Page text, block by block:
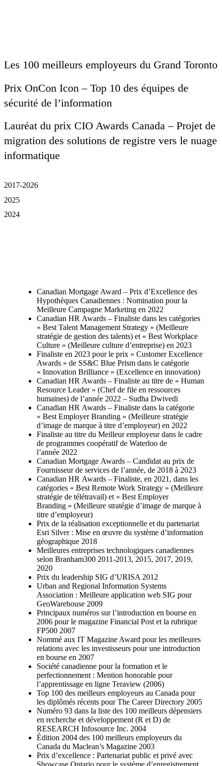
Les 100 meilleurs employeurs du Grand Toronto
Prix ​​OnCon Icon – Top 10 des équipes de
sécurité de l’information
Lauréat du prix CIO Awards Canada – Projet de
migration des solutions de registre vers le nuage
informatique
2017-2026
2025
2024
Canadian Mortgage Award – Prix d’Excellence des
Hypothèques Canadiennes : Nomination pour la
Meilleure Campagne Marketing en 2022
Canadian HR Awards – Finaliste dans les catégories
« Best Talent Management Strategy » (Meilleure
stratégie de gestion des talents) et « Best Workplace
Culture » (Meilleure culture d’entreprise) en 2023
Finaliste en 2023 pour le prix « Customer Excellence
Awards » de SS&C Blue Prism dans le catégorie
« Innovation Brilliance » (Excellence en innovation)
Canadian HR Awards – Finaliste au titre de « Human
Resource Leader » (Chef de file en ressources
humaines) de l’année 2022 – Sudha Dwivedi
Canadian HR Awards – Finaliste dans la catégorie
« Best Employer Branding » (Meilleure stratégie
d’image de marque à titre d’employeur) en 2022
Finaliste au titre du Meilleur employeur dans le cadre
de programmes coopératif de Waterloo de
l’année 2022
Canadian Mortgage Awards – Candidat au prix de
Fournisseur de services de l’année, de 2018 à 2023
Canadian HR Awards – Finaliste, en 2021, dans les
catégories « Best Remote Work Strategy » (Meilleure
stratégie de télétravail) et « Best Employer
Branding » (Meilleure stratégie d’image de marque à
titre d’employeur)
Prix de la réalisation exceptionnelle et du partenariat
Esri Silver : Mise en œuvre du système d’information
géographique 2018
Meilleures entreprises technologiques canadiennes
selon Branham300 2011-2013, 2015, 2017, 2019,
2020
Prix du leadership SIG d’URISA 2012
Urban and Regional Information Systems
Association : Meilleure application web SIG pour
GeoWarehouse 2009
Principaux numéros sur l’introduction en bourse en
2006 pour le magazine Financial Post et la rubrique
FP500 2007
Nommé aux IT Magazine Award pour les meilleures
relations avec les investisseurs pour une introduction
en bourse en 2007
Société canadienne pour la formation et le
perfectionnement : Mention honorable pour
l’apprentissage en ligne Teraview (2006)
Top 100 des meilleurs employeurs au Canada pour
les diplômés récents pour The Career Directory 2005
Numéro 93 dans la liste des 100 meilleurs dépensiers
en recherche et développement (R et D) de
RESEARCH Infosource Inc. 2004
Édition 2004 des 100 meilleurs employeurs du
Canada du Maclean’s Magazine 2003
Prix d’excellence : Partenariat public et privé avec
Showcase Ontario pour le système d’enregistrement